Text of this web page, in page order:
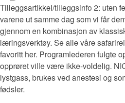
Tilleggsartikkel/tilleggsinfo 2: uten
varene ut samme dag som vi får
gjennom en kombinasjon av
læringsverktøy. Se alle våre
favoritt her. Programlederen fulgte
opprøret ville være ikke-voldelig.
lystgass, brukes ved anestesi og
fødsler.